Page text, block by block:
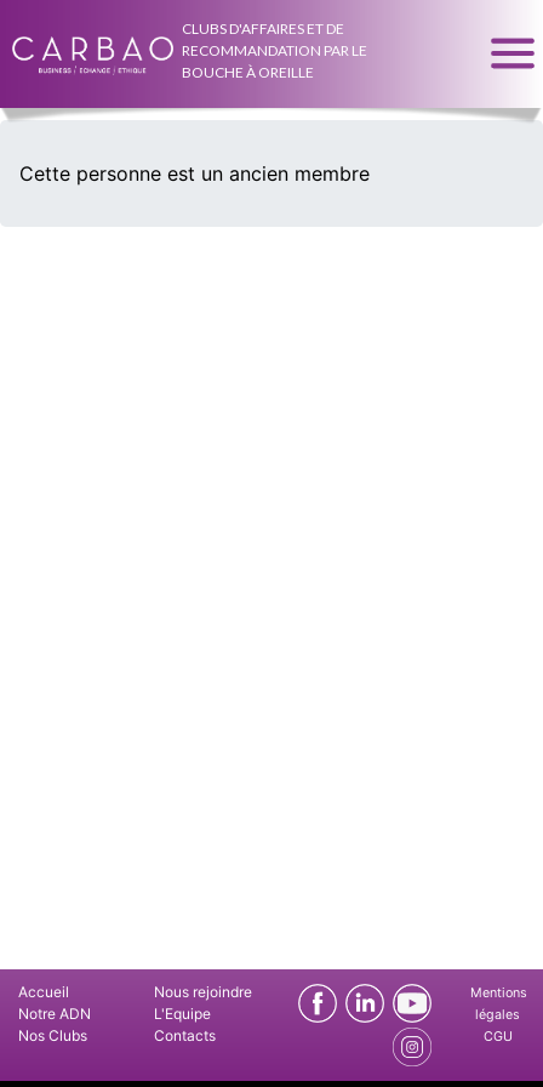
CLUBS D'AFFAIRES ET DE
RECOMMANDATION PAR LE
BOUCHE À OREILLE
Cette personne est un ancien membre
Accueil
Notre ADN
Nos Clubs
Nous rejoindre
L'Equipe
Contacts
Mentions
légales
CGU